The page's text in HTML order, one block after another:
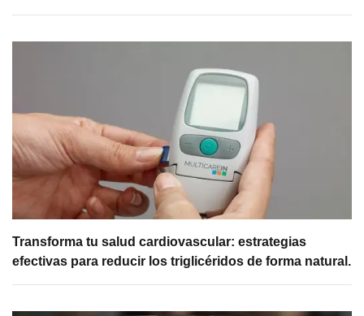
Transforma tu salud cardiovascular: estrategias
efectivas para reducir los triglicéridos de forma natural.